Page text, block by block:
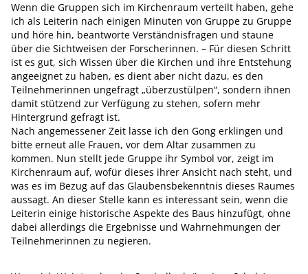
Wenn die Gruppen sich im Kirchenraum verteilt haben, gehe
ich als Leiterin nach einigen Minuten von Gruppe zu Gruppe
und höre hin, beantworte Verständnisfragen und staune
über die Sichtweisen der Forscherinnen. – Für diesen Schritt
ist es gut, sich Wissen über die Kirchen und ihre Entstehung
angeeignet zu haben, es dient aber nicht dazu, es den
Teilnehmerinnen ungefragt „überzustülpen“, sondern ihnen
damit stützend zur Verfügung zu stehen, sofern mehr
Hintergrund gefragt ist.
Nach angemessener Zeit lasse ich den Gong erklingen und
bitte erneut alle Frauen, vor dem Altar zusammen zu
kommen. Nun stellt jede Gruppe ihr Symbol vor, zeigt im
Kirchenraum auf, wofür dieses ihrer Ansicht nach steht, und
was es im Bezug auf das Glaubensbekenntnis dieses Raumes
aussagt. An dieser Stelle kann es interessant sein, wenn die
Leiterin einige historische Aspekte des Baus hinzufügt, ohne
dabei allerdings die Ergebnisse und Wahrnehmungen der
Teilnehmerinnen zu negieren.